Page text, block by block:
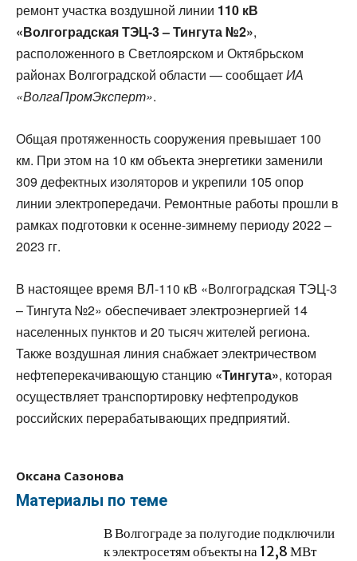
ремонт участка воздушной линии 110 кВ
«Волгоградская ТЭЦ-3 – Тингута №2»,
расположенного в Светлоярском и Октябрьском
районах Волгоградской области — сообщаетИА
«ВолгаПромЭксперт».
Общая протяженность сооружения превышает 100
км. При этом на 10 км объекта энергетики заменили
309 дефектных изоляторов и укрепили 105 опор
линии электропередачи. Ремонтные работы прошли в
рамках подготовки к осенне-зимнему периоду 2022 –
2023 гг.
В настоящее время ВЛ-110 кВ «Волгоградская ТЭЦ-3
– Тингута №2» обеспечивает электроэнергией 14
населенных пунктов и 20 тысяч жителей региона.
Также воздушная линия снабжает электричеством
нефтеперекачивающую станцию «Тингута», которая
осуществляет транспортировку нефтепродуков
российских перерабатывающих предприятий.
Оксана Сазонова
Материалы по теме
В Волгограде за полугодие подключили
к электросетям объекты на 12,8 МВт